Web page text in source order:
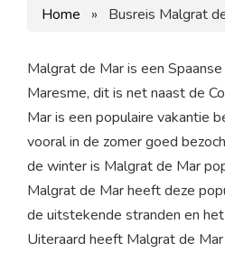
Home » Busreis Malgrat
Malgrat de Mar is een
Maresme, dit is net naast de
Mar is een populaire vakantie
vooral in de zomer goed
de winter is Malgrat de Mar
Malgrat de Mar heeft deze
de uitstekende stranden en
Uiteraard heeft Malgrat de